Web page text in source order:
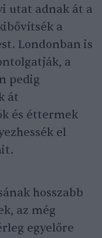
utat adnak át a
a
Londonban is
a
pedig
át
és éttermek
el
hosszabb
az még
egyelőre